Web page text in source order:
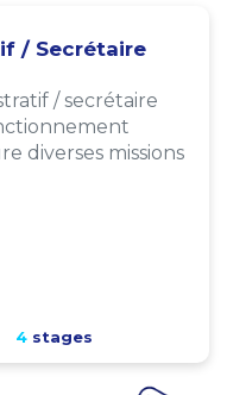
/ Secrétaire
/ secrétaire
diverses missions
4stages